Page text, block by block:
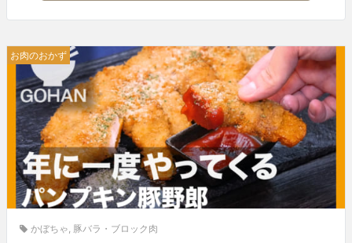
お肉のおかず
かぼちゃ, 豚バラ・ブロック肉